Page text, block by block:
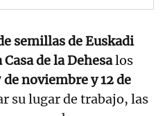
semillas de Euskadi
de la Dehesalos
de noviembre y 12 de
su lugar de trabajo, las